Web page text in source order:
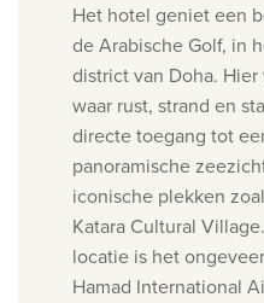
Het hotel geniet een
de Arabische Golf, in
district van Doha.
waar rust, strand en
directe toegang tot
panoramische
iconische plekken
Katara Cultural Village.
locatie is het
Hamad International